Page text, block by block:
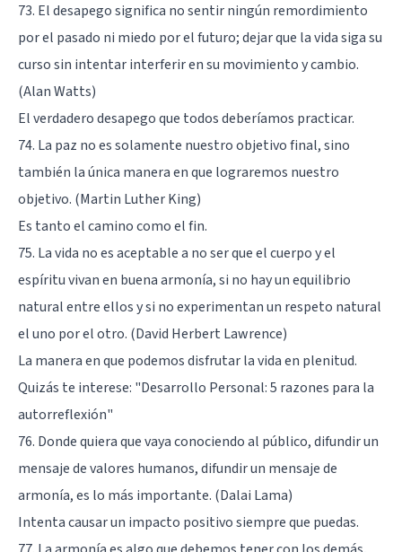
73. El desapego significa no sentir ningún remordimiento
por el pasado ni miedo por el futuro; dejar que la vida siga su
curso sin intentar interferir en su movimiento y cambio.
(Alan Watts)
El verdadero desapego que todos deberíamos practicar.
74. La paz no es solamente nuestro objetivo final, sino
también la única manera en que lograremos nuestro
objetivo. (Martin Luther King)
Es tanto el camino como el fin.
75. La vida no es aceptable a no ser que el cuerpo y el
espíritu vivan en buena armonía, si no hay un equilibrio
natural entre ellos y si no experimentan un respeto natural
el uno por el otro. (David Herbert Lawrence)
La manera en que podemos disfrutar la vida en plenitud.
Quizás te interese: "Desarrollo Personal: 5 razones para la
autorreflexión"
76. Donde quiera que vaya conociendo al público, difundir un
mensaje de valores humanos, difundir un mensaje de
armonía, es lo más importante. (Dalai Lama)
Intenta causar un impacto positivo siempre que puedas.